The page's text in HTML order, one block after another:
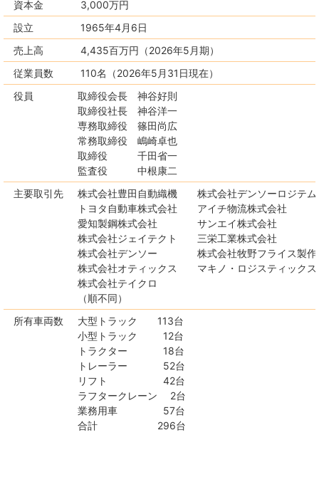
資本金
3,000万円
設立
1965年4月6日
売上高
4,435百万円（2026年5月期）
従業員数
110名（2026年5月31日現在）
役員
取締役会長 神谷好則
取締役社長 神谷洋一
専務取締役 篠田尚広
常務取締役 嶋崎卓也
取締役 千田省一
監査役 中根康二
主要取引先
株式会社豊田自動織機 株式会社デンソーロジテム
トヨタ自動車株式会社 アイチ物流株式会社
愛知製鋼株式会社 サンエイ株式会社
株式会社ジェイテクト 三栄工業株式会社
株式会社デンソー 株式会社牧野フライス製作
株式会社オティックス マキノ・ロジスティックス
株式会社テイクロ
（順不同）
所有車両数
大型トラック 113台
小型トラック 12台
トラクター 18台
トレーラー 52台
リフト 42台
ラフタークレーン 2台
業務用車 57台
合計 296台